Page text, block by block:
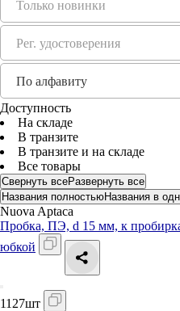
Только новинки
Рег. удостоверения
По алфавиту
Доступность
На складе
В транзите
В транзите и на складе
Все товары
Свернуть всеРазвернуть все
Названия полностьюНазвания в
Nuova Aptaca
Пробка, ПЭ, d 15 мм, к
юбкой
1127шт